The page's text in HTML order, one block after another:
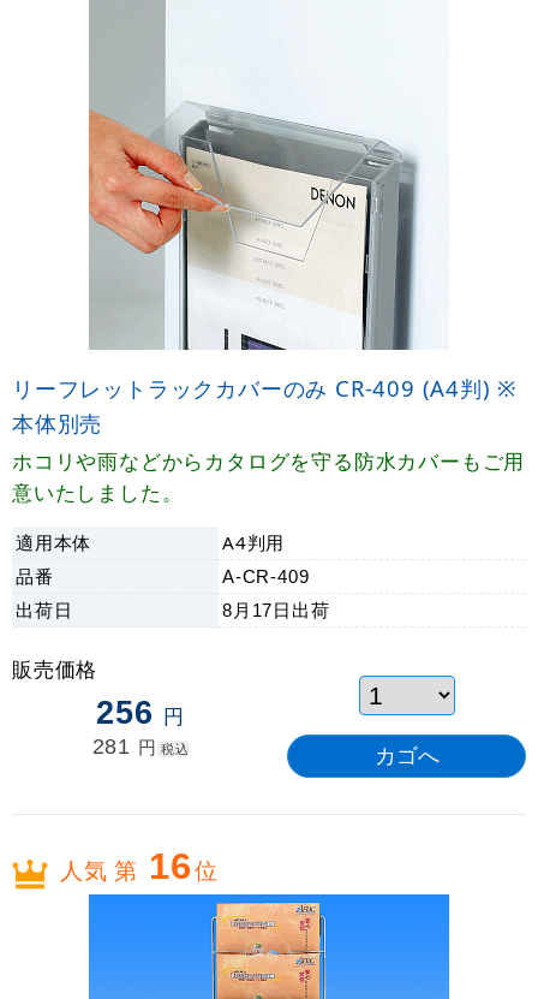
リーフレットラックカバーのみ CR-409 (A4判) ※
本体別売
ホコリや雨などからカタログを守る防水カバーもご用
意いたしました。
適用本体
A4判用
品番
A-CR-409
出荷日 8月17日 出荷
販売価格
256 円
281 円 税込
人気 第 16位